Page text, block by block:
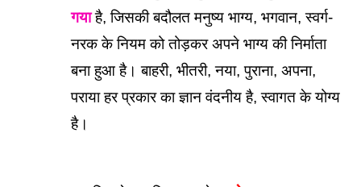
गया है, जिसकी बदौलत मनुष्य भाग्य, भगवान, स्वर्ग-
नरक के नियम को तोड़कर अपने भाग्य की निर्माता
बना हुआ है। बाहरी, भीतरी, नया, पुराना, अपना,
पराया हर प्रकार का ज्ञान वंदनीय है, स्वागत के योग्य
है।